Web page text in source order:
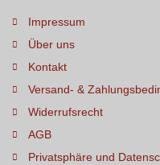
Impressum
Über uns
Kontakt
Versand- &
Widerrufsrecht
AGB
Privatsphäre und